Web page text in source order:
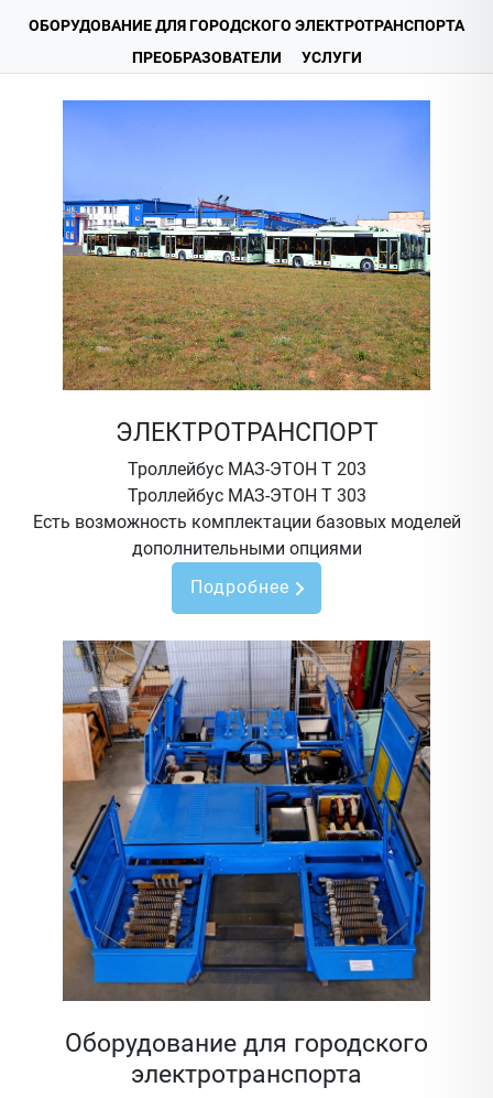
ОБОРУДОВАНИЕ ДЛЯ ГОРОДСКОГО ЭЛЕКТРОТРАНСПОРТА
ПРЕОБРАЗОВАТЕЛИ
УСЛУГИ
ЭЛЕКТРОТРАНСПОРТ
Троллейбус МАЗ-ЭТОН Т 203
Троллейбус МАЗ-ЭТОН Т 303
Есть возможность комплектации базовых моделей
дополнительными опциями
Подробнее
Оборудование для городского
электротранспорта